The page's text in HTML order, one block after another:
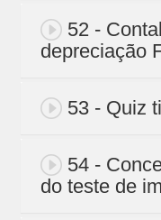
52 -
depreciação
53 - Quiz
54 -
do teste de